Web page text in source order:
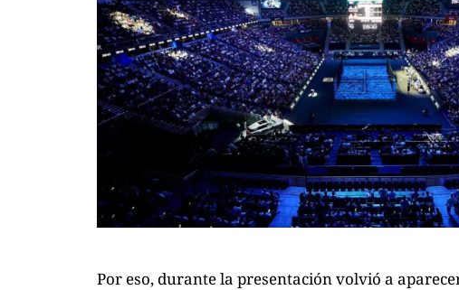
Por eso, durante la presentación volvió a